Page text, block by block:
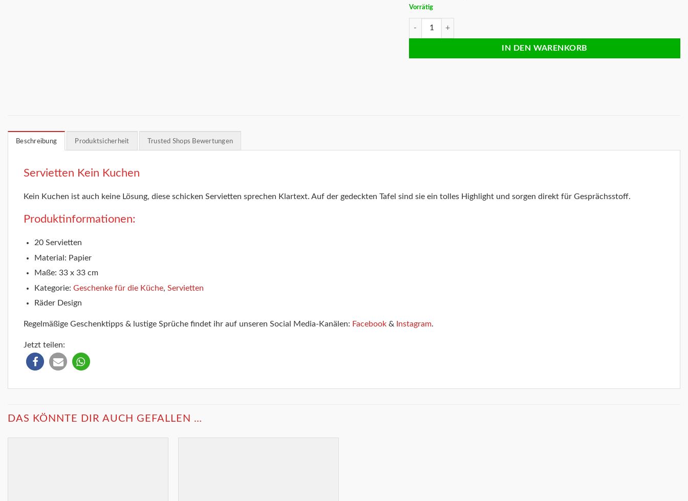
Vorrätig
IN DEN WARENKORB
Beschreibung Produktsicherheit Trusted Shops Bewertungen
Servietten Kein Kuchen
Kein Kuchen ist auch keine Lösung, diese schicken Servietten sprechen Klartext. Auf der gedeckten Tafel sind sie ein tolles Highlight und sorgen direkt für Gesprächsstoff.
Produktinformationen:
20 Servietten
Material: Papier
Maße: 33 x 33 cm
Kategorie: Geschenke für die Küche, Servietten
Räder Design
Regelmäßige Geschenktipps & lustige Sprüche findet ihr auf unseren Social Media-Kanälen: Facebook & Instagram.
Jetzt teilen:
DAS KÖNNTE DIR AUCH GEFALLEN …